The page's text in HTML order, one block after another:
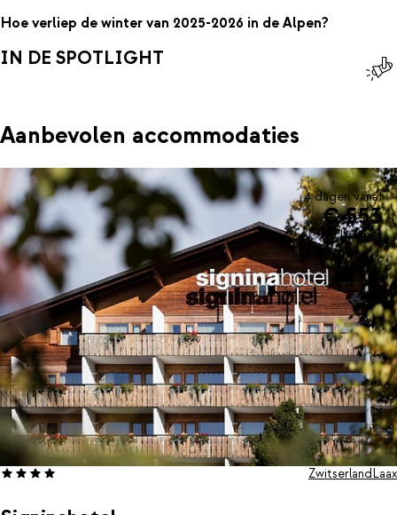
Hoe verliep de winter van 2025-2026 in de Alpen?
IN DE SPOTLIGHT
Aanbevolen accommodaties
4 dagen vanaf
€ 553
incl. skipas
ZwitserlandLaax